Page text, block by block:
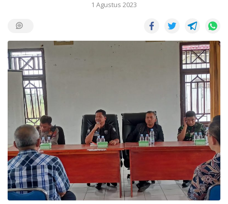
1 Agustus 2023